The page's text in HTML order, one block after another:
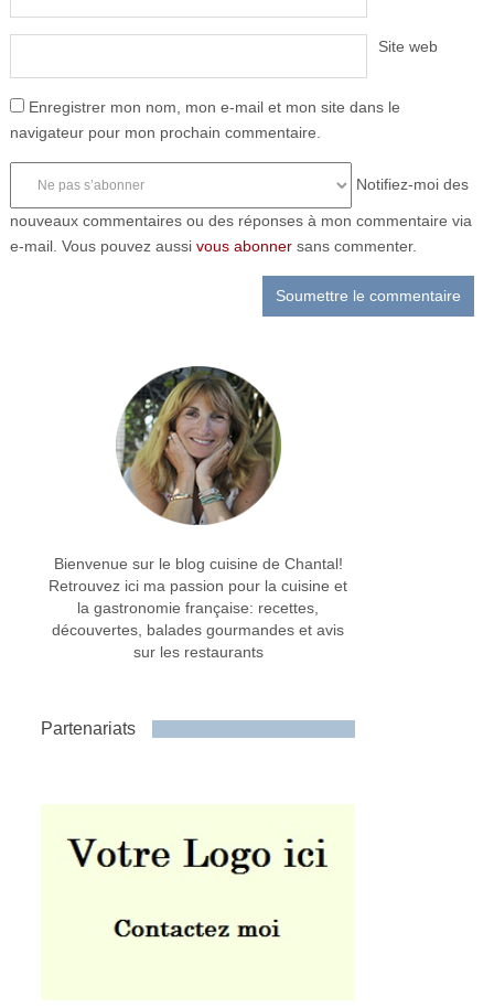
Site web
Enregistrer mon nom, mon e-mail et mon site dans le
navigateur pour mon prochain commentaire.
Notifiez-moi des
nouveaux commentaires ou des réponses à mon commentaire via
e-mail. Vous pouvez aussi vous abonnersans commenter.
Bienvenue sur le blog cuisine de Chantal!
Retrouvez ici ma passion pour la cuisine et
la gastronomie française: recettes,
découvertes, balades gourmandes et avis
sur les restaurants
Partenariats